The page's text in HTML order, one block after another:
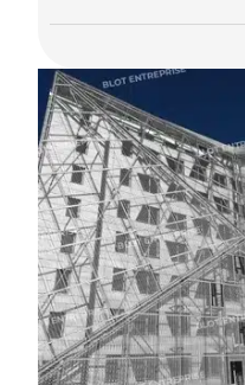
rez-de-chaussée se
stockage, Sanitaire et 1
bureaux, Salle de
rangement, 2
sationnement Le
Les informations sur les
ou technologiques,
exposés, sont